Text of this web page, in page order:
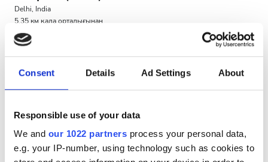
Consent Details Ad Settings About
Responsible use of your data
We and our 1022 partners process your personal data,
e.g. your IP-number, using technology such as cookies to
Delhi, India
5.35 км қала орталығынан
Сусындар мен жеңіл тағамдар
Теледидар экрандары
ем үшін
HDF диализ €135